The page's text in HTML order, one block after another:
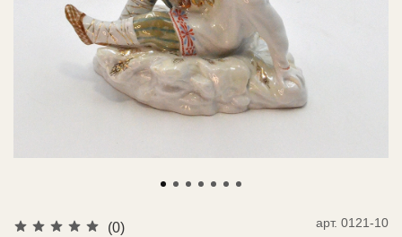
(0) арт. 0121-10